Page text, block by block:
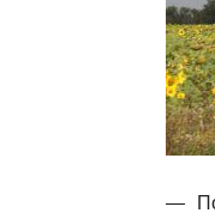
— По